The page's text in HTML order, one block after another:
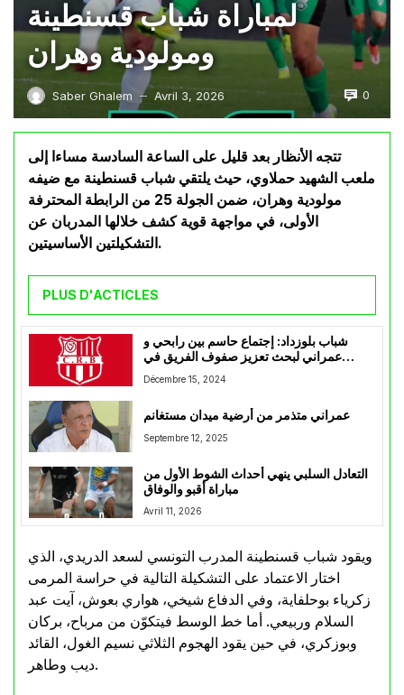
لمباراة شباب قسنطينة
ومولودية وهران
Saber Ghalem — Avril 3, 2026 0
تتجه الأنظار بعد قليل على الساعة السادسة مساءا إلى
ملعب الشهيد حملاوي، حيث يلتقي شباب قسنطينة مع ضيفه
مولودية وهران، ضمن الجولة 25 من الرابطة المحترفة
الأولى، في مواجهة قوية كشف خلالها المدربان عن
التشكيلتين الأساسيتين.
PLUS D'ACTICLES
شباب بلوزداد: إجتماع حاسم بين رابحي و
عمراني لبحث تعزيز صفوف الفريق في
الميركاتو الشتوي
Décembre 15, 2024
عمراني متذمر من أرضية ميدان مستغانم
Septembre 12, 2025
التعادل السلبي ينهي أحداث الشوط الأول من
مباراة أقبو والوفاق
Avril 11, 2026
ويقود شباب قسنطينة المدرب التونسي لسعد الدريدي، الذي
اختار الاعتماد على التشكيلة التالية في حراسة المرمى
زكرياء بوحلفاية، وفي الدفاع شيخي، هواري بعوش، آيت عبد
السلام وربيعي. أما خط الوسط فيتكوّن من مرباح، بركان
وبوزكري، في حين يقود الهجوم الثلاثي نسيم الغول، القائد
ديب وطاهر.